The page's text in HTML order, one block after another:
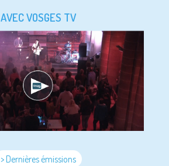
AVEC VOSGES TV
> Dernières émissions